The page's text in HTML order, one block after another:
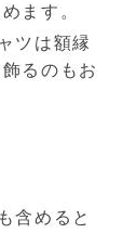
ます。
ツは額縁
るのもお
含めると